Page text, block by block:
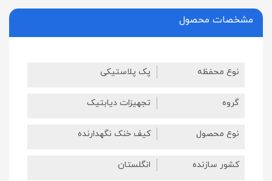
مشخصات محصول
نوع محفظه پک پلاستیکی
گروه تجهیزات دیابتیک
نوع محصول کیف خنک نگهدارنده
کشور سازنده انگلستان